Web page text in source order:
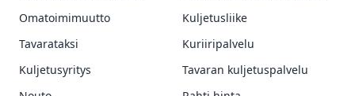
Omatoimimuutto
Kuljetusliike
Tavarataksi
Kuriiripalvelu
Kuljetusyritys
Tavaran kuljetuspalvelu